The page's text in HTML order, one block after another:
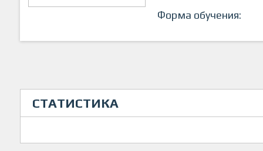
Форма обучения:
СТАТИСТИКА